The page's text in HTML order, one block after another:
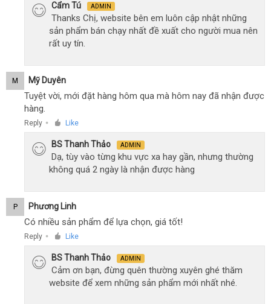
Cẩm Tú ADMIN
Thanks Chị, website bên em luôn cập nhật những
sản phẩm bán chạy nhất đề xuất cho người mua nên
rất uy tín.
M Mỹ Duyên
Tuyệt vời, mới đặt hàng hôm qua mà hôm nay đã nhận được
hàng.
Reply ● Like
BS Thanh Thảo ADMIN
Dạ, tùy vào từng khu vực xa hay gần, nhưng thường
không quá 2 ngày là nhận được hàng
P Phương Linh
Có nhiều sản phẩm để lựa chọn, giá tốt!
Reply ● Like
BS Thanh Thảo ADMIN
Cảm ơn bạn, đừng quên thường xuyên ghé thăm
website để xem những sản phẩm mới nhất nhé.